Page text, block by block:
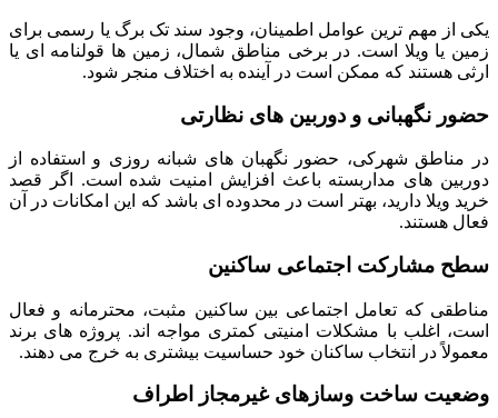
یکی از مهم ترین عوامل اطمینان، وجود سند تک برگ یا رسمی برای
زمین یا ویلا است. در برخی مناطق شمال، زمین ها قولنامه ای یا
ارثی هستند که ممکن است در آینده به اختلاف منجر شود.
حضور نگهبانی و دوربین های نظارتی
در مناطق شهرکی، حضور نگهبان های شبانه روزی و استفاده از
دوربین های مداربسته باعث افزایش امنیت شده است. اگر قصد
خرید ویلا دارید، بهتر است در محدوده ای باشد که این امکانات در آن
فعال هستند.
سطح مشارکت اجتماعی ساکنین
مناطقی که تعامل اجتماعی بین ساکنین مثبت، محترمانه و فعال
است، اغلب با مشکلات امنیتی کمتری مواجه اند. پروژه های برند
معمولاً در انتخاب ساکنان خود حساسیت بیشتری به خرج می دهند.
وضعیت ساخت وسازهای غیرمجاز اطراف